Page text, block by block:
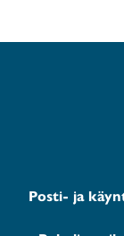
Posti- ja